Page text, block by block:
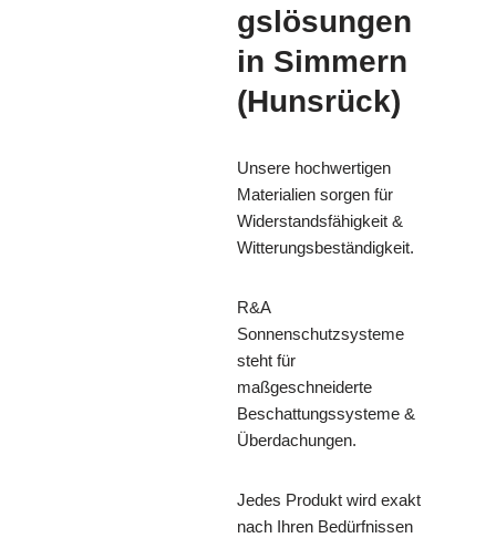
gslösungen
in Simmern
(Hunsrück)
Unsere hochwertigen
Materialien sorgen für
Widerstandsfähigkeit &
Witterungsbeständigkeit.
R&A
Sonnenschutzsysteme
steht für
maßgeschneiderte
Beschattungssysteme &
Überdachungen.
Jedes Produkt wird exakt
nach Ihren Bedürfnissen